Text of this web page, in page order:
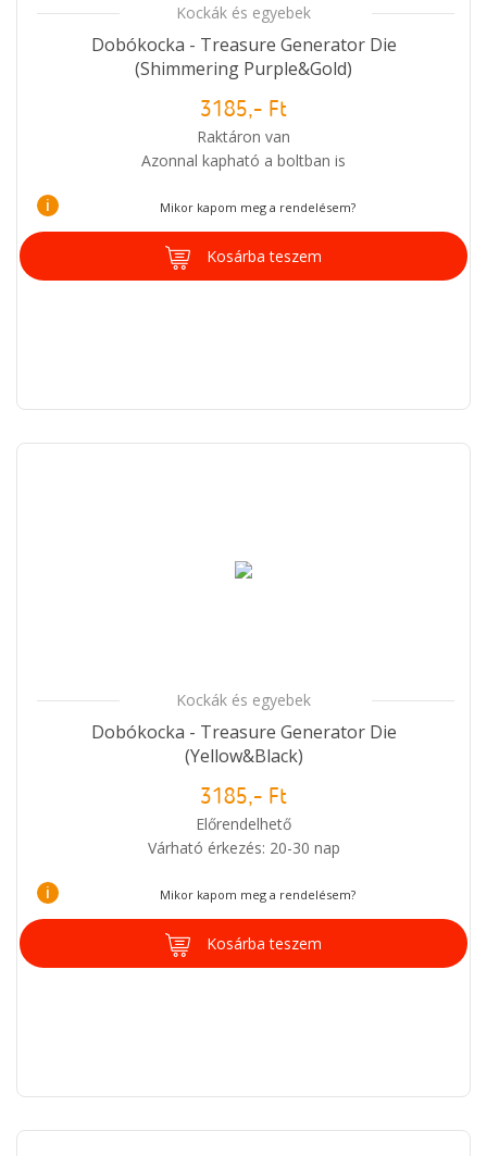
Kockák és egyebek
Dobókocka - Treasure Generator Die
(Shimmering Purple&Gold)
3185,- Ft
Raktáron van
Azonnal kapható a boltban is
i Mikor kapom meg a rendelésem?
Kosárba teszem
Kockák és egyebek
Dobókocka - Treasure Generator Die
(Yellow&Black)
3185,- Ft
Előrendelhető
Várható érkezés: 20-30 nap
i Mikor kapom meg a rendelésem?
Kosárba teszem